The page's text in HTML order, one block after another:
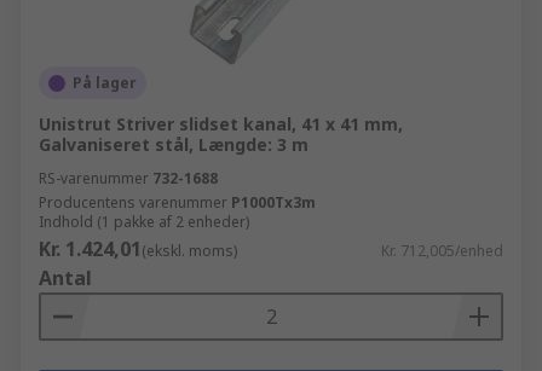
På lager
Unistrut Striver slidset kanal, 41 x 41 mm,
Galvaniseret stål, Længde: 3 m
RS-varenummer 732-1688
Producentens varenummer P1000Tx3m
Indhold (1 pakke af 2 enheder)
Kr. 1.424,01(ekskl. moms) Kr. 712,005/enhed
Antal